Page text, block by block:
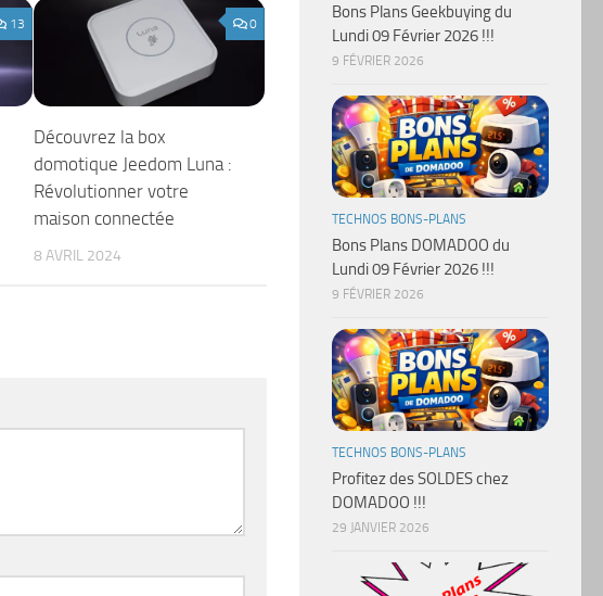
13 0
Découvrez la box
domotique Jeedom Luna :
Révolutionner votre
maison connectée
8 AVRIL 2024
Bons Plans Geekbuying du
Lundi 09 Février 2026 !!!
9 FÉVRIER 2026
TECHNOS BONS-PLANS
Bons Plans DOMADOO du
Lundi 09 Février 2026 !!!
9 FÉVRIER 2026
TECHNOS BONS-PLANS
Profitez des SOLDES chez
DOMADOO !!!
29 JANVIER 2026